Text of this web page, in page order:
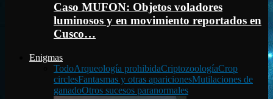
Caso MUFON: Objetos voladores
luminosos y en movimiento reportados en
Cusco…
Enigmas
TodoArqueología prohibidaCriptozoologíaCrop
circlesFantasmas y otras aparicionesMutilaciones de
ganadoOtros sucesos paranormales